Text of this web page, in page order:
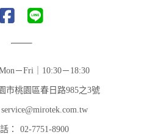
－Fri｜10:30－18:30
市桃園區春日路985之3號
service@mirotek.com.tw
： 02-7751-8900